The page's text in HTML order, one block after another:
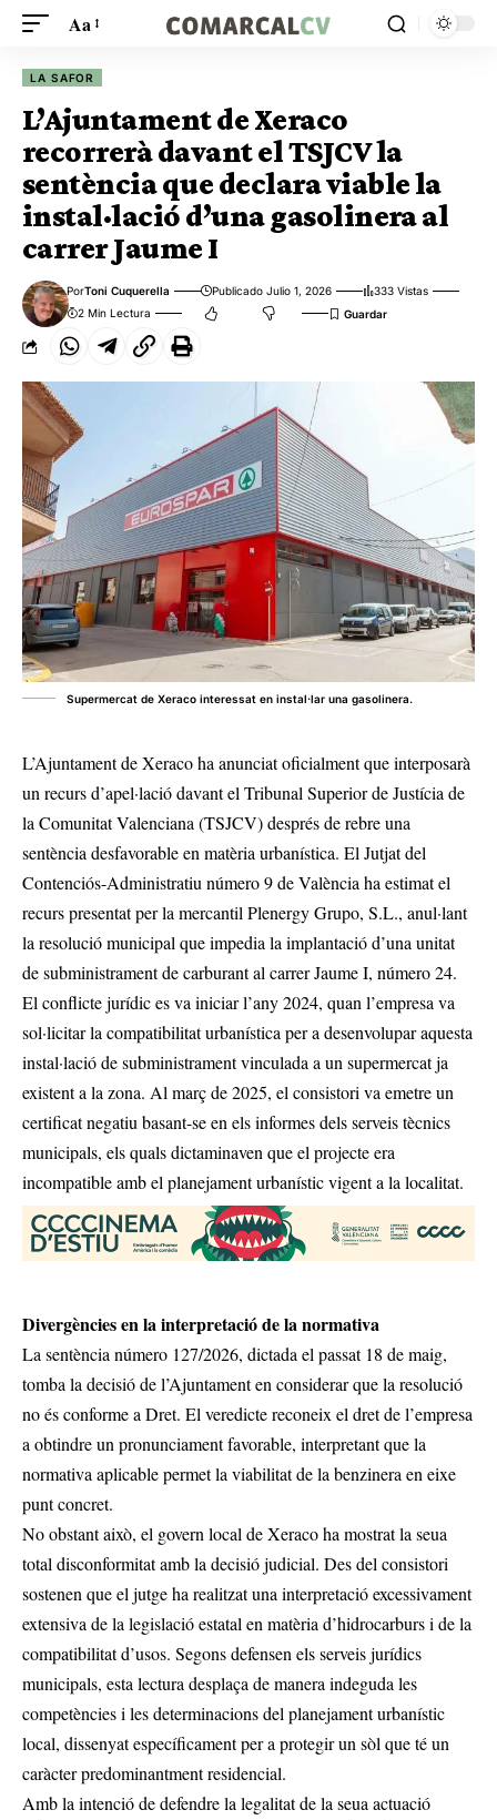
Aa
LA SAFOR
L’Ajuntament de Xeraco
recorrerà davant el TSJCV la
sentència que declara viable la
instal·lació d’una gasolinera al
carrer Jaume I
PorToni Cuquerella Publicado Julio 1, 2026
333 Vistas
2 Min Lectura
Supermercat de Xeraco interessat en instal·lar una gasolinera.
L’Ajuntament de Xeraco ha anunciat oficialment que interposarà
un recurs d’apel·lació davant el Tribunal Superior de Justícia de
la Comunitat Valenciana (TSJCV) després de rebre una
sentència desfavorable en matèria urbanística. El Jutjat del
Contenciós-Administratiu número 9 de València ha estimat el
recurs presentat per la mercantil Plenergy Grupo, S.L., anul·lant
la resolució municipal que impedia la implantació d’una unitat
de subministrament de carburant al carrer Jaume I, número 24.
El conflicte jurídic es va iniciar l’any 2024, quan l’empresa va
sol·licitar la compatibilitat urbanística per a desenvolupar aquesta
instal·lació de subministrament vinculada a un supermercat ja
existent a la zona. Al març de 2025, el consistori va emetre un
certificat negatiu basant-se en els informes dels serveis tècnics
municipals, els quals dictaminaven que el projecte era
incompatible amb el planejament urbanístic vigent a la localitat.
Divergències en la interpretació de la normativa
La sentència número 127/2026, dictada el passat 18 de maig,
tomba la decisió de l’Ajuntament en considerar que la resolució
no és conforme a Dret. El veredicte reconeix el dret de l’empresa
a obtindre un pronunciament favorable, interpretant que la
normativa aplicable permet la viabilitat de la benzinera en eixe
punt concret.
No obstant això, el govern local de Xeraco ha mostrat la seua
total disconformitat amb la decisió judicial. Des del consistori
sostenen que el jutge ha realitzat una interpretació excessivament
extensiva de la legislació estatal en matèria d’hidrocarburs i de la
compatibilitat d’usos. Segons defensen els serveis jurídics
municipals, esta lectura desplaça de manera indeguda les
competències i les determinacions del planejament urbanístic
local, dissenyat específicament per a protegir un sòl que té un
caràcter predominantment residencial.
Amb la intenció de defendre la legalitat de la seua actuació